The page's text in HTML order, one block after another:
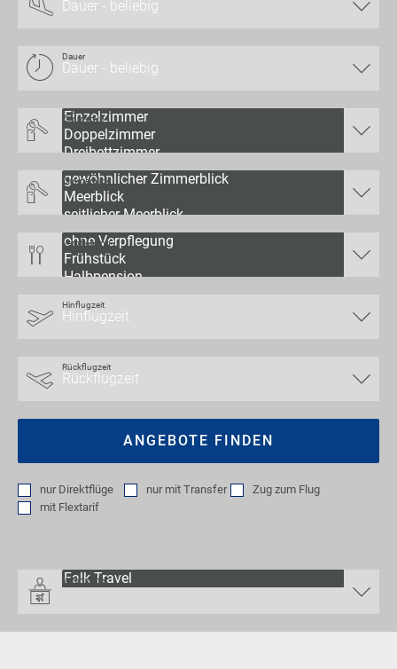
Dauer
Zimmertyp
Zimmerblick
ANGEBOTE FINDEN
nur Direktflüge nur mit Transfer
Zug zum Flug
mit Flextarif
Verpflegung
Hinflugzeit
Rückflugzeit
Veranstalter